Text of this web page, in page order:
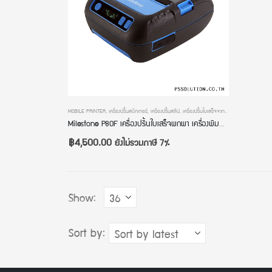
MOBILE PRINTER,เครื่องปริ้นสติกเกอร์,เครื่องปริ้นสลิป,เครื่องปริ้นใบเสร็จจากมือถือ
Milestone P80F เครื่องปริ้นใบเสร็จพกพา เครื่องพิมพ์สติกเกอร์พกพา 2 in 1 ระบบ BLUETOOTH พิมพ์จากมือถือได้
฿4,500.00ยังไม่รวมภาษี 7%
Show:
Sort by: